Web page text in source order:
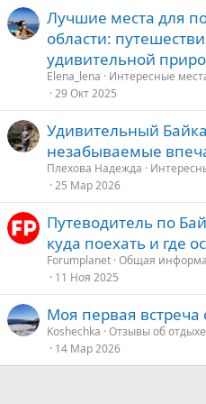
Лучшие места для
области:
удивительной
Elena_lena
Интересные
29 Окт 2025
Удивительный
незабываемые
Плехова Надежда
25 Мар 2026
Путеводитель по
куда поехать и где
Forumplanet Общая
11 Ноя 2025
Моя первая встреча
Koshechka Отзывы об
14 Мар 2026